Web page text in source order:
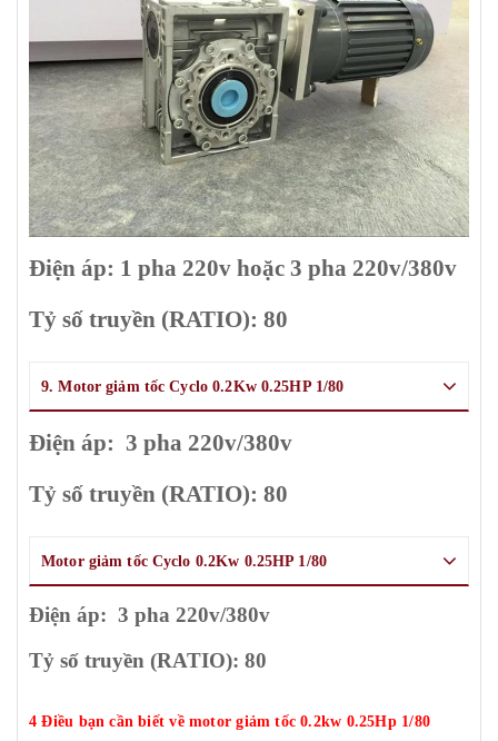
Điện áp: 1 pha 220v hoặc 3 pha 220v/380v
Tỷ số truyền (RATIO): 80
9. Motor giảm tốc Cyclo 0.2Kw 0.25HP 1/80
Điện áp: 3 pha 220v/380v
Tỷ số truyền (RATIO): 80
Motor giảm tốc Cyclo 0.2Kw 0.25HP 1/80
Điện áp: 3 pha 220v/380v
Tỷ số truyền (RATIO): 80
4 Điều bạn cần biết về motor giảm tốc 0.2kw 0.25Hp 1/80